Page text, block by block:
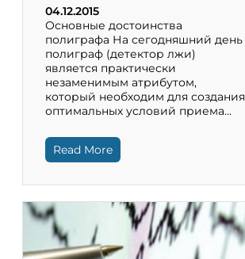
04.12.2015
Основные достоинства
полиграфа На сегодняшний день
полиграф (детектор лжи)
является практически
незаменимым атрибутом,
который необходим для создания
оптимальных условий приема…
Read More